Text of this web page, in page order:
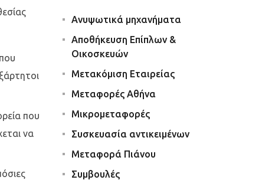
που
να
Ανυψωτικά μηχανήματα
Αποθήκευση Επίπλων &
Οικοσκευών
Μετακόμιση Εταιρείας
Μεταφορές Αθήνα
Μικρομεταφορές
Συσκευασία αντικειμένων
Μεταφορά Πιάνου
Συμβουλές